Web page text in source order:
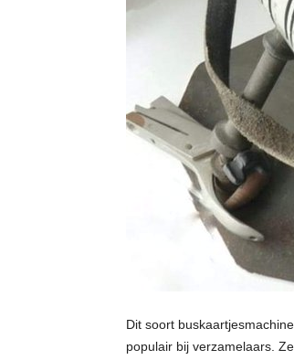
Dit soort
populair bij verzamelaars.